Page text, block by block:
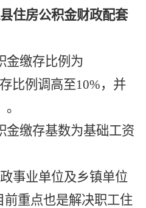
住房公积金财政配套
金缴存比例为
比例调高至10%，并
金缴存基数为基础工资
事业单位及乡镇单位
前重点也是解决职工住